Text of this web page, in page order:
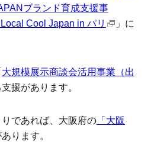
ブランド育成支援事
Cool Japan in パリ
」に
大規模展示商談会活用事業（出
援があります。
であれば、大阪府の 「大阪
ります。